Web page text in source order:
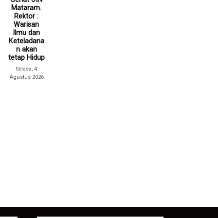
Mataram.
Rektor :
Warisan
Ilmu dan
Keteladana
n akan
tetap Hidup
Selasa, 4
Agustus 2026